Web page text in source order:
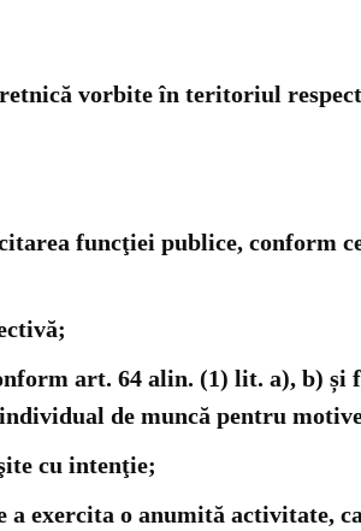
vorbite în teritoriul
funcţiei publice,
art. 64 alin. (1) lit. a), b) și
de muncă pentru
cu intenţie;
exercita o anumită activitate,